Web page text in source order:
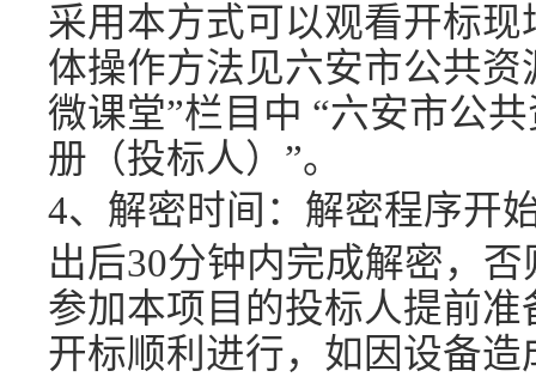
采用本方式可以观看开标
体操作方法见六安市公共
微课堂”栏目中 “六安市公
册（投标人）”。
4、 解密时间：解密程序开
出后30分钟内完成解密，
参加本项目的投标人提前
开标顺利进行，如因设备